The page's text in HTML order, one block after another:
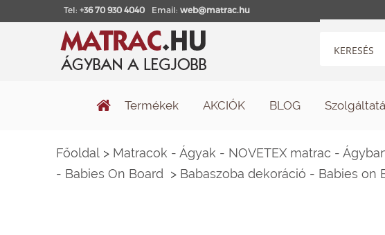
Tel: +36 70 930 4040 Email: web@matrac.hu
Termékek AKCIÓK BLOG
Főoldal > Matracok - Ágyak - NOVETEX matrac -
- Babies On Board > Babaszoba dekoráció - Babies on